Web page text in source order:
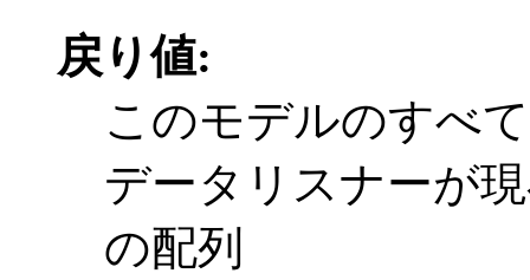
戻り値:
このモデルのすべ
データリスナーが
の配列